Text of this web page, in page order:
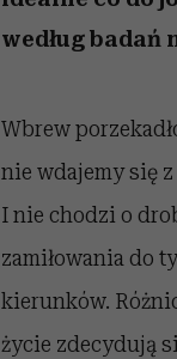
według badań
Wbrew
nie wdajemy się
I nie chodzi o
zamiłowania do
kierunków.
życie zdecydują